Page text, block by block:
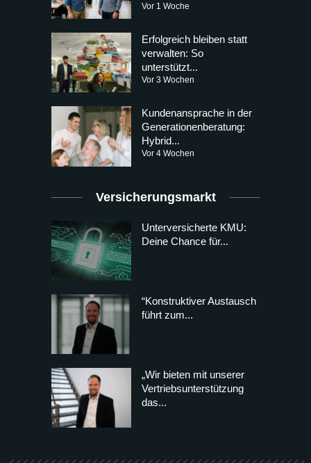
Vor 1 Woche
Erfolgreich bleiben statt
verwalten: So
unterstützt...
Vor 3 Wochen
Kundenansprache in der
Generationenberatung:
Hybrid...
Vor 4 Wochen
Versicherungsmarkt
Unterversicherte KMU:
Deine Chance für...
“Konstruktiver Austausch
führt zum...
„Wir bieten mit unserer
Vertriebsunterstützung
das...